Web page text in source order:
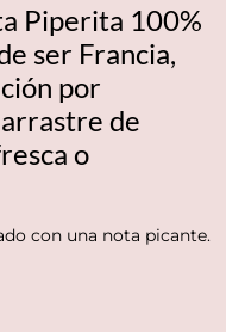
Piperita 100%
ser Francia,
por
de
o
con una nota picante.